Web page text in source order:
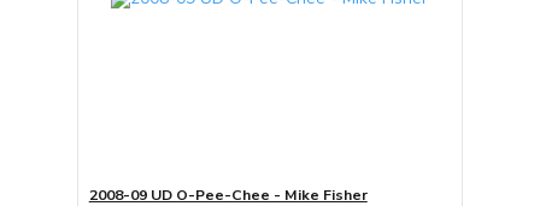
2008-09 UD O-Pee-Chee - Mike Fisher